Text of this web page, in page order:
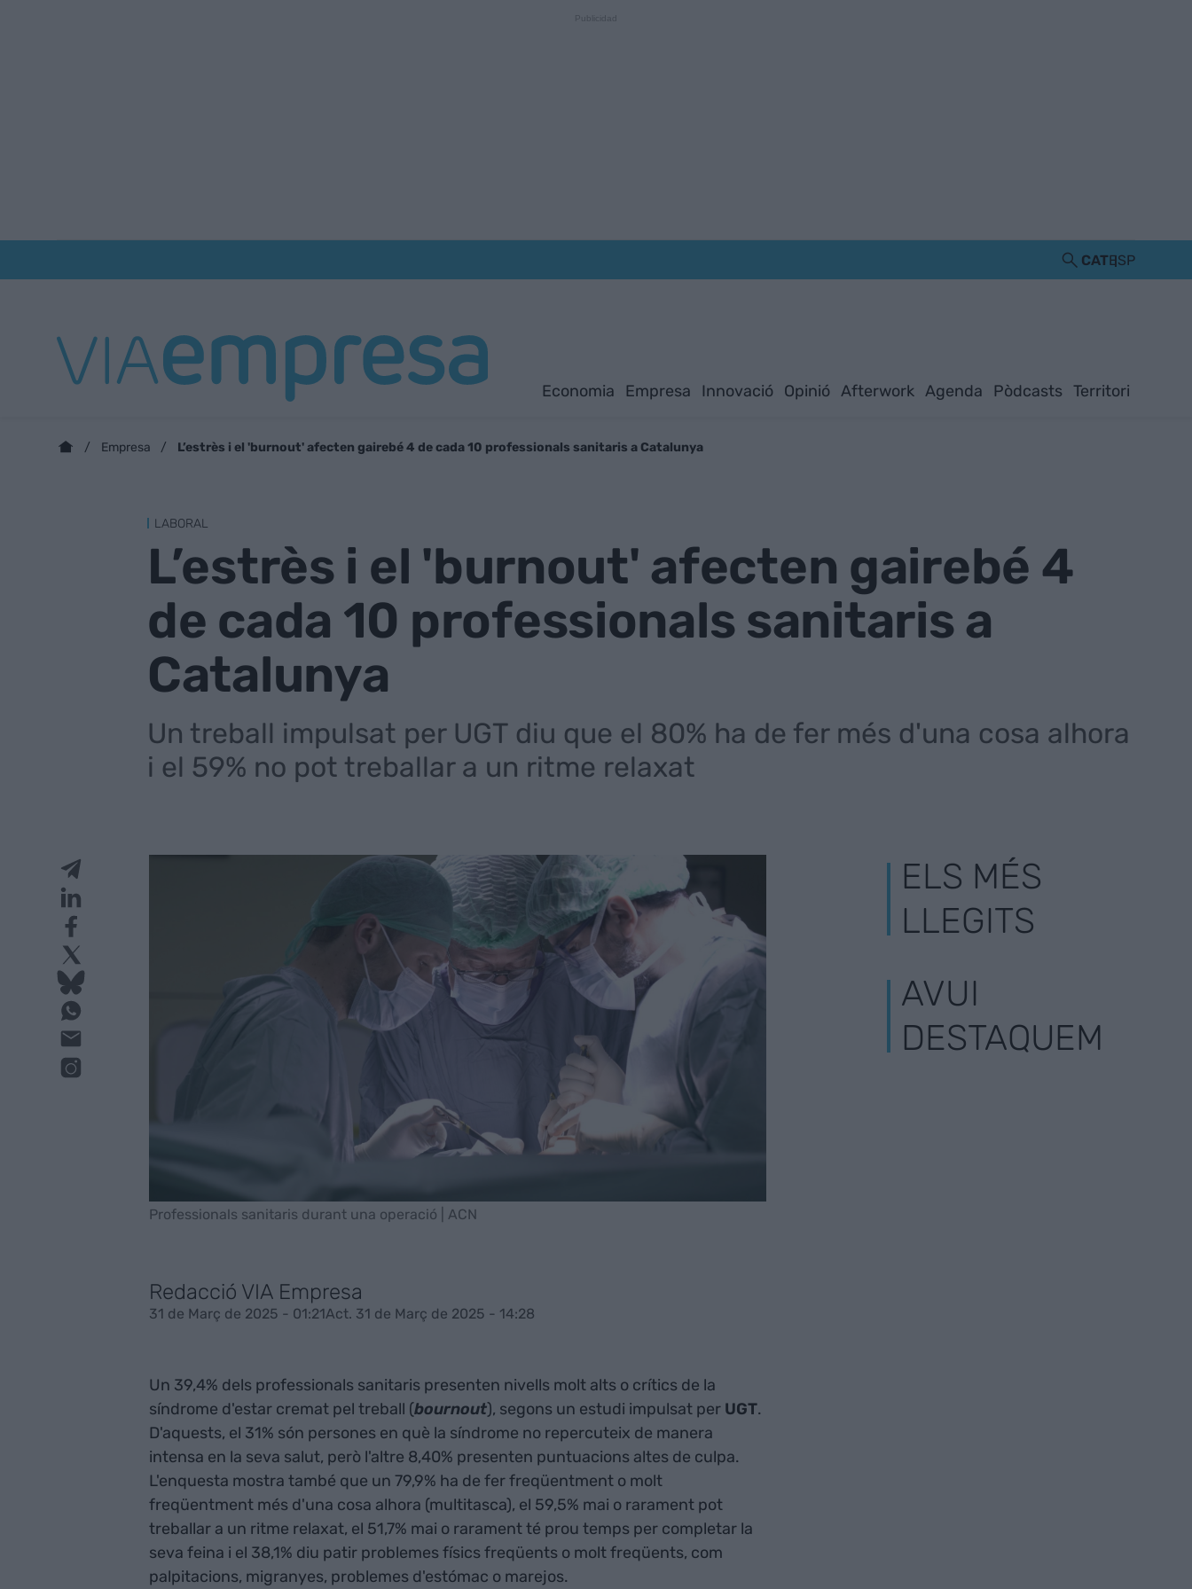
CATESP
Economia Empresa Innovació Opinió Afterwork Agenda Pòdcasts Territori
Empresa L’estrès i el 'burnout' afecten gairebé 4 de cada 10 professionals sanitaris a Catalunya
LABORAL
L’estrès i el 'burnout' afecten gairebé 4
de cada 10 professionals sanitaris a
Catalunya
Un treball impulsat per UGT diu que el 80% ha de fer més d'una cosa alhora
i el 59% no pot treballar a un ritme relaxat
Professionals sanitaris durant una operació | ACN
Redacció VIA Empresa
31 de Març de 2025 - 01:21Act. 31 de Març de 2025 - 14:28
Un 39,4% dels professionals sanitaris presenten nivells molt alts o crítics de la
síndrome d'estar cremat pel treball (bournout), segons un estudi impulsat per UGT.
D'aquests, el 31% són persones en què la síndrome no repercuteix de manera
intensa en la seva salut, però l'altre 8,40% presenten puntuacions altes de culpa.
L'enquesta mostra també que un 79,9% ha de fer freqüentment o molt
freqüentment més d'una cosa alhora (multitasca), el 59,5% mai o rarament pot
treballar a un ritme relaxat, el 51,7% mai o rarament té prou temps per completar la
seva feina i el 38,1% diu patir problemes físics freqüents o molt freqüents, com
palpitacions, migranyes, problemes d'estómac o marejos.
ELS MÉS
LLEGITS
AVUI
DESTAQUEM